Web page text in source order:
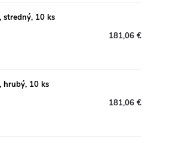
stredný, 10 ks
181,06 €
hrubý, 10 ks
181,06 €